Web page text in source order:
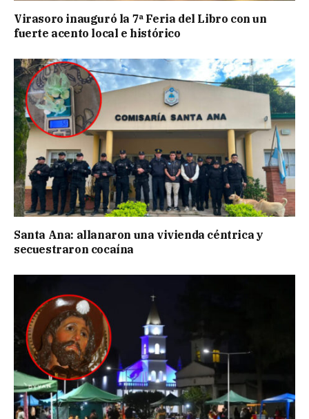
Virasoro inauguró la 7ª Feria del Libro con un
fuerte acento local e histórico
Santa Ana: allanaron una vivienda céntrica y
secuestraron cocaína